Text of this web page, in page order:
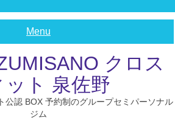
Menu
クロス
ット 泉佐野
公認 BOX 予約制のグループセミパーソナル
ジム